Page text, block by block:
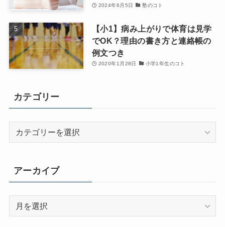
2024年6月5日 塾のコト
【小1】病み上がりで体育は見学
でOK？理由の書き方と連絡帳の
例文つき
2020年1月28日 小学1年生のコト
カテゴリー
ー
アーカイブ